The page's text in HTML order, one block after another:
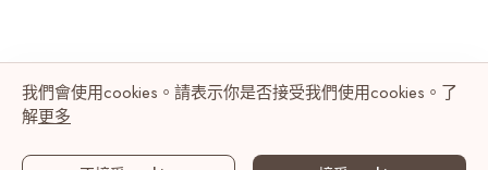
我們會使用cookies。請表示你是否接受我們使用cookies。了
解更多